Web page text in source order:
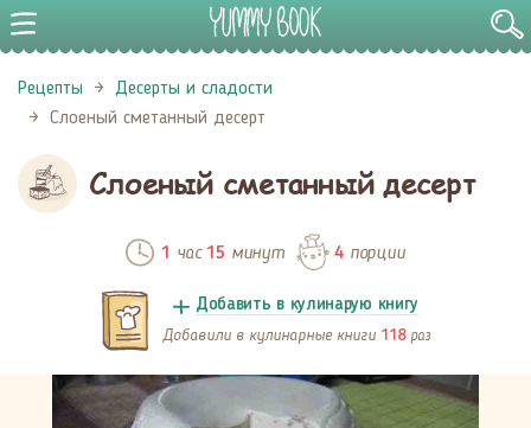
Рецепты
Десерты и сладости
Слоеный сметанный десерт
Слоеный сметанный десерт
1 час 15 минут 4порции
Добавить в кулинарую книгу
Добавили в кулинарные книги 118 раз